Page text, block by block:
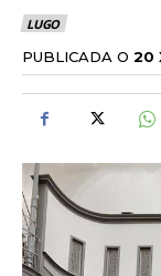
LUGO
PUBLICADA O 20